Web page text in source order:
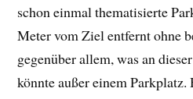
schon einmal thematisierte
Meter vom Ziel entfernt ohne
gegenüber allem, was an
könnte außer einem